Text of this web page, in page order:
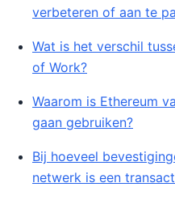
verbeteren of aan te
Wat is het verschil
of Work?
Waarom is Ethereum
gaan gebruiken?
Bij hoeveel
netwerk is een